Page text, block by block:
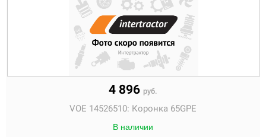
4 896 руб.
VOE 14526510: Коронка 65GPE
В наличии